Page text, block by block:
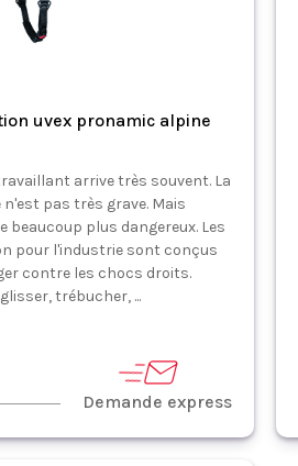
uvex pronamic alpine
arrive très souvent. La
pas très grave. Mais
beaucoup plus dangereux. Les
pour l'industrie sont conçus
contre les chocs droits.
trébucher, ...
Demande express